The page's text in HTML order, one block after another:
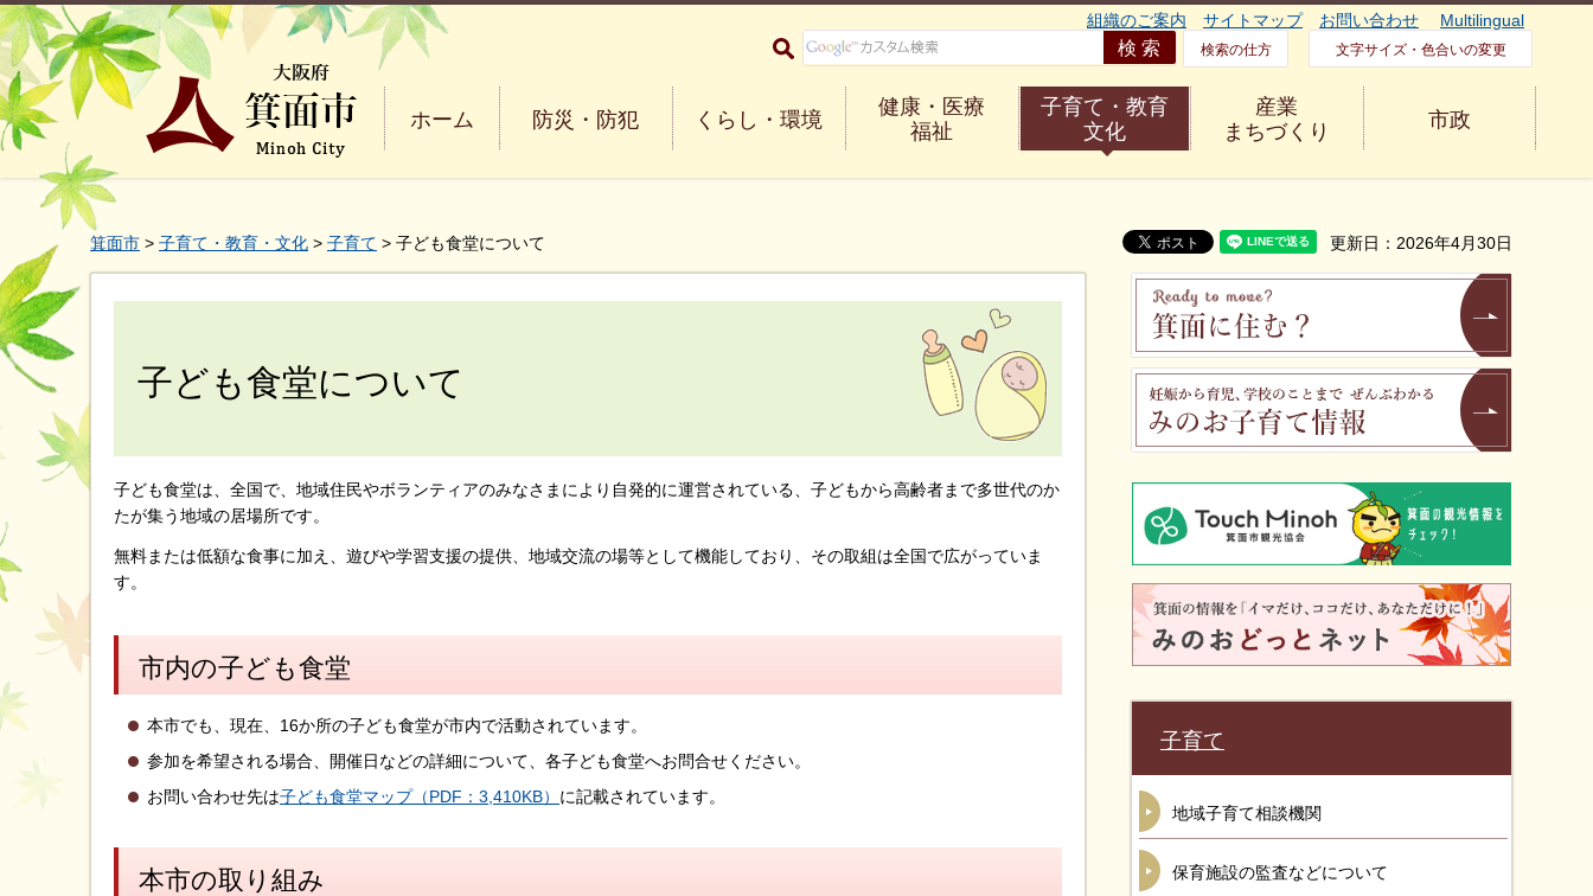
大阪府箕面市 Minoh City
組織のご案内 サイトマップ お問い合わせ Multilingual
検索の仕方 文字サイズ・色合いの変更
ホーム 防災・防犯 くらし・環境
健康・医療
福祉
子育て・教育
文化
産業
まちづくり
市政
箕面市 > 子育て・教育・文化 > 子育て > 子ども食堂について 更新日：2026年4月30日
子ども食堂について
子ども食堂は、全国で、地域住民やボランティアのみなさまにより自発的に運営されている、子どもから高齢者まで多世代のか
たが集う地域の居場所です。
無料または低額な食事に加え、遊びや学習支援の提供、地域交流の場等として機能しており、その取組は全国で広がっていま
す。
市内の子ども食堂
本市でも、現在、16か所の子ども食堂が市内で活動されています。
参加を希望される場合、開催日などの詳細について、各子ども食堂へお問合せください。
お問い合わせ先は子ども食堂マップ（PDF：3,410KB） に記載されています。
本市の取り組み
子育て
地域子育て相談機関
保育施設の監査などについて